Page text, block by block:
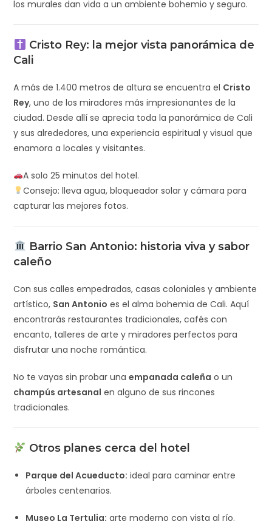
los murales dan vida a un ambiente bohemio y seguro.
Cristo Rey: la mejor vista panorámica de
Cali
A más de 1.400 metros de altura se encuentra el Cristo
Rey, uno de los miradores más impresionantes de la
ciudad. Desde allí se aprecia toda la panorámica de Cali
y sus alrededores, una experiencia espiritual y visual que
enamora a locales y visitantes.
A solo 25 minutos del hotel.
Consejo: lleva agua, bloqueador solar y cámara para
capturar las mejores fotos.
Barrio San Antonio: historia viva y sabor
caleño
Con sus calles empedradas, casas coloniales y ambiente
artístico, San Antonio es el alma bohemia de Cali. Aquí
encontrarás restaurantes tradicionales, cafés con
encanto, talleres de arte y miradores perfectos para
disfrutar una noche romántica.
No te vayas sin probar unaempanada caleña o un
champús artesanal en alguno de sus rincones
tradicionales.
Otros planes cerca del hotel
Parque del Acueducto: ideal para caminar entre
árboles centenarios.
Museo La Tertulia: arte moderno con vista al río.